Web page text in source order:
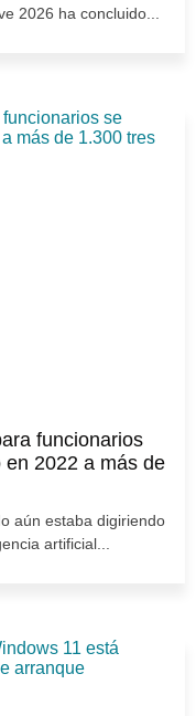
2026 ha concluido...
funcionarios
2022 a más de
aún estaba digiriendo
artificial...